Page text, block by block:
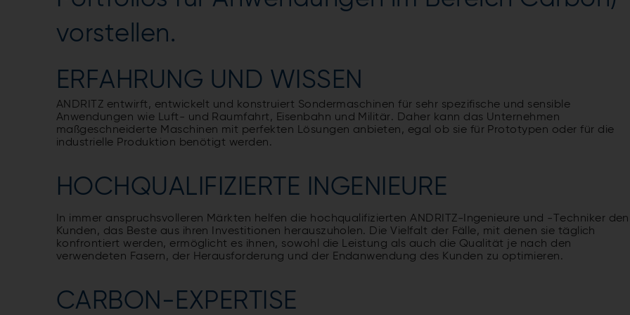
vorstellen.
ERFAHRUNG UND WISSEN
ANDRITZ entwirft, entwickelt und konstruiert Sondermaschinen für sehr spezifische und sensible
Anwendungen wie Luft- und Raumfahrt, Eisenbahn und Militär. Daher kann das Unternehmen
maßgeschneiderte Maschinen mit perfekten Lösungen anbieten, egal ob sie für Prototypen oder für die
industrielle Produktion benötigt werden.
HOCHQUALIFIZIERTE INGENIEURE
In immer anspruchsvolleren Märkten helfen die hochqualifizierten ANDRITZ-Ingenieure und -Techniker den
Kunden, das Beste aus ihren Investitionen herauszuholen. Die Vielfalt der Fälle, mit denen sie täglich
konfrontiert werden, ermöglicht es ihnen, sowohl die Leistung als auch die Qualität je nach den
verwendeten Fasern, der Herausforderung und der Endanwendung des Kunden zu optimieren.
CARBON-EXPERTISE